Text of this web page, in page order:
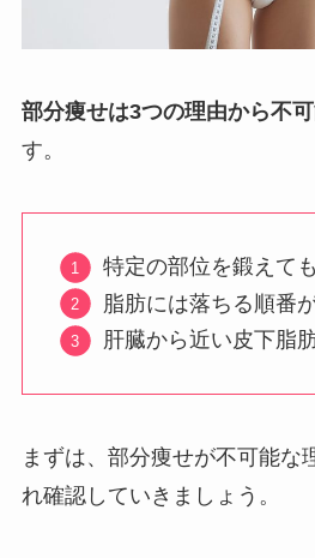
部分痩せは3つの理由から不
す。
特定の部位を鍛えて
脂肪には落ちる順番
肝臓から近い皮下脂
まずは、部分痩せが不可能な
れ確認していきましょう。